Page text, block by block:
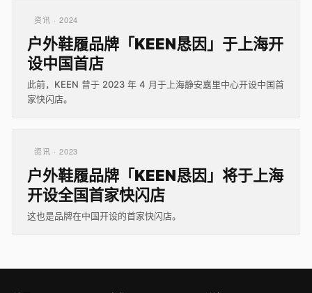
资讯 · 2024
户外鞋履品牌「KEEN恳因」于上海开
设中国首店
此前，KEEN 曾于 2023 年 4 月于上海静安嘉里中心开设中国首
家快闪店。
资讯 · 2023
户外鞋履品牌「KEEN恳因」将于上海
开设全国首家快闪店
这也是品牌在中国开设的首家快闪店。